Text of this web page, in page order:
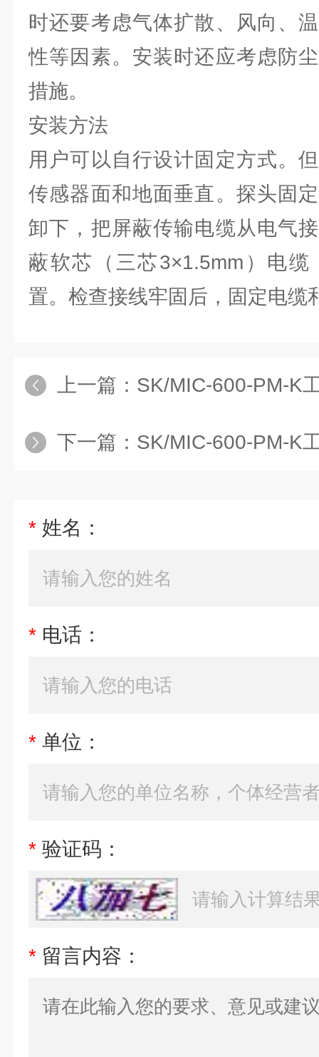
时还要考虑气体扩散、风向、
性等因素。安装时还应考虑防
措施。
安装方法
用户可以自行设计固定方式。
传感器面和地面垂直。探头固
卸下，把屏蔽传输电缆从电气
蔽软芯（三芯3×1.5mm）电
置。检查接线牢固后，固定电缆
上一篇： SK/MIC-600-PM-K工业车间
下一篇： SK/MIC-600-PM-K工业车间
* 姓名：
* 电话：
* 单位：
* 验证码：
* 留言内容：